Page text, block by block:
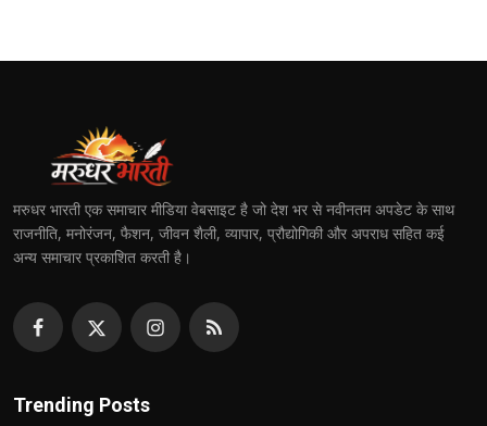
मरुधर भारती एक समाचार मीडिया वेबसाइट है जो देश भर से नवीनतम अपडेट के साथ
राजनीति, मनोरंजन, फैशन, जीवन शैली, व्यापार, प्रौद्योगिकी और अपराध सहित कई
अन्य समाचार प्रकाशित करती है।
Trending Posts